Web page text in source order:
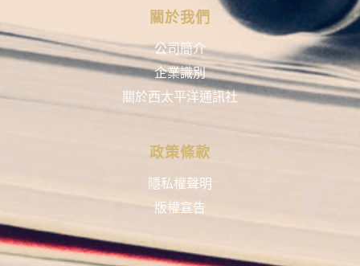
關於我們
公司簡介
企業識別
關於西太平洋通訊社
政策條款
隱私權聲明
版權宣告